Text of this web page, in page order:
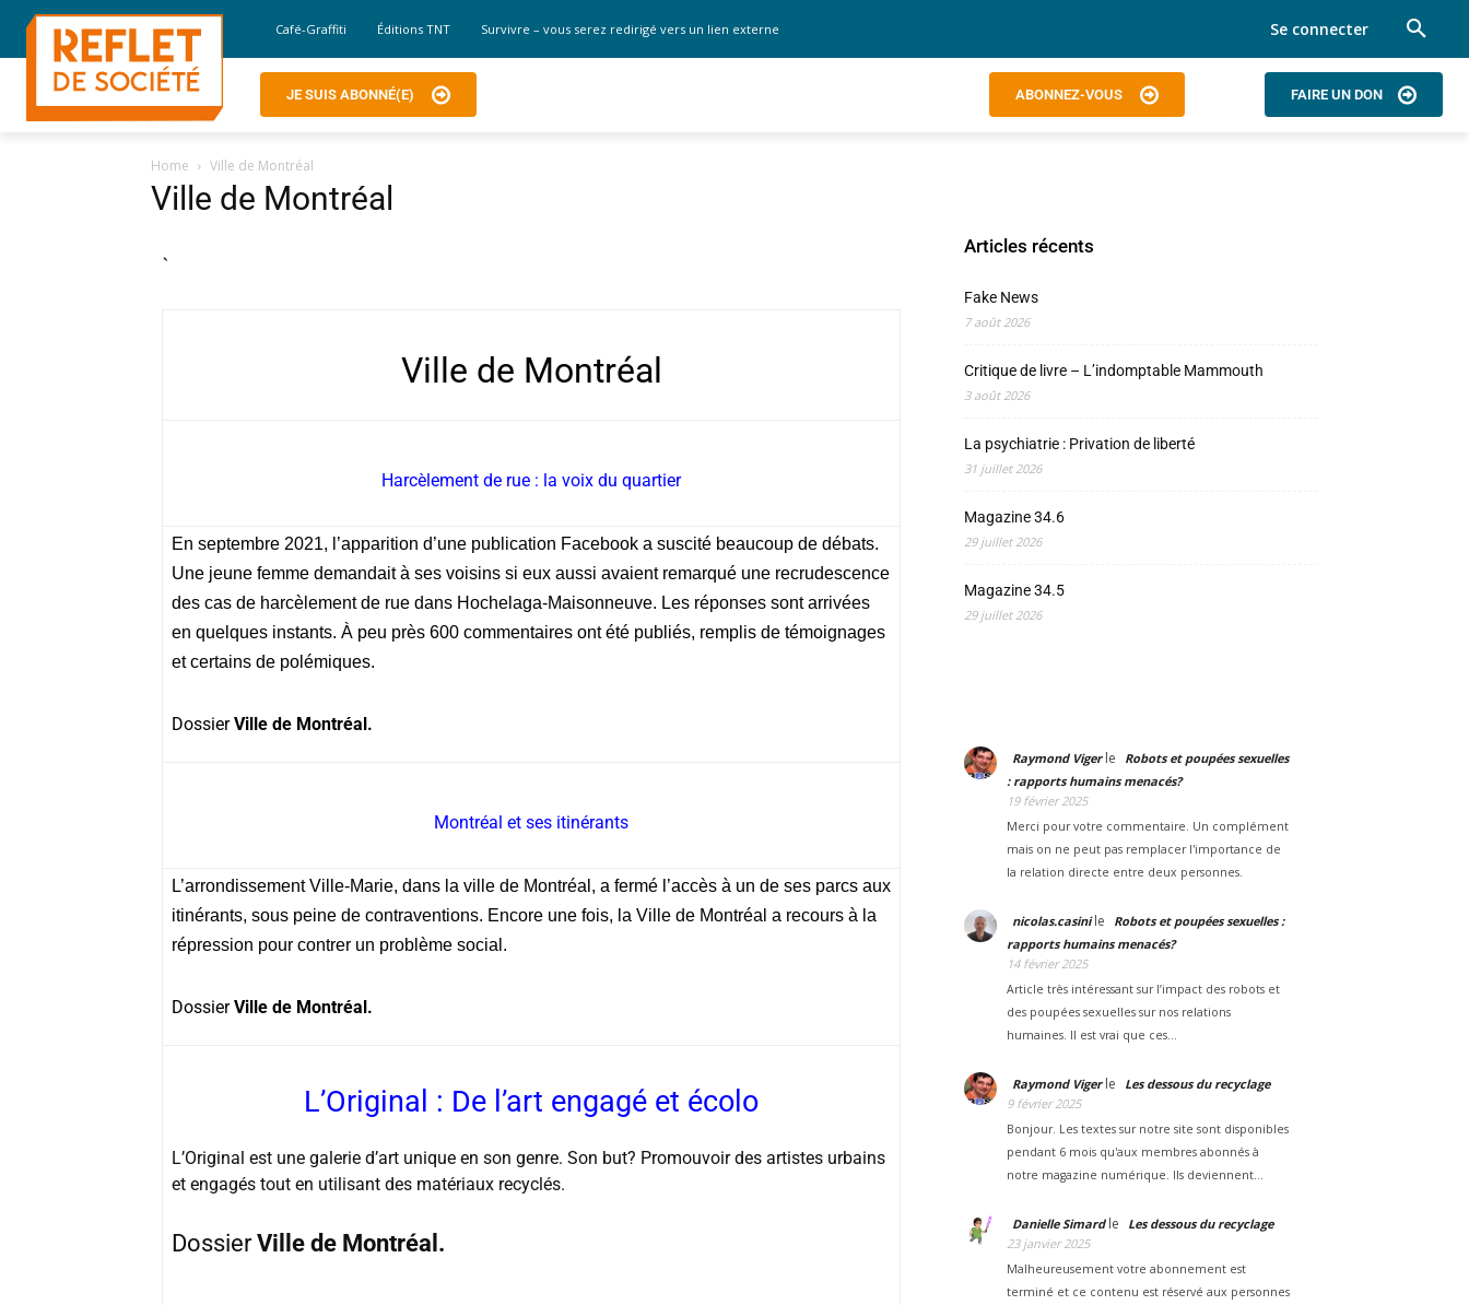
Café-Graffiti Éditions TNT Survivre – vous serez redirigé vers un lien externe Se connecter
JE SUIS ABONNÉ(E) ABONNEZ-VOUS FAIRE UN DON
Home Ville de Montréal
Ville de Montréal
`
Ville de Montréal
Harcèlement de rue : la voix du quartier
En septembre 2021, l’apparition d’une publication Facebook a suscité beaucoup de débats.
Une jeune femme demandait à ses voisins si eux aussi avaient remarqué une recrudescence
des cas de harcèlement de rue dans Hochelaga-Maisonneuve. Les réponses sont arrivées
en quelques instants. À peu près 600 commentaires ont été publiés, remplis de témoignages
et certains de polémiques.
DossierVille de Montréal.
Montréal et ses itinérants
L’arrondissement Ville-Marie, dans la ville de Montréal, a fermé l’accès à un de ses parcs aux
itinérants, sous peine de contraventions. Encore une fois, la Ville de Montréal a recours à la
répression pour contrer un problème social.
DossierVille de Montréal.
L’Original : De l’art engagé et écolo
L’Original est une galerie d’art unique en son genre. Son but? Promouvoir des artistes urbains
et engagés tout en utilisant des matériaux recyclés.
DossierVille de Montréal.
Articles récents
Fake News
7 août 2026
Critique de livre – L’indomptable Mammouth
3 août 2026
La psychiatrie : Privation de liberté
31 juillet 2026
Magazine 34.6
29 juillet 2026
Magazine 34.5
29 juillet 2026
Raymond Vigerle
Robots et poupées sexuelles
: rapports humains menacés?
19 février 2025
Merci pour votre commentaire. Un complément
mais on ne peut pas remplacer l'importance de
la relation directe entre deux personnes.
nicolas.casinile
Robots et poupées sexuelles :
rapports humains menacés?
14 février 2025
Article très intéressant sur l’impact des robots et
des poupées sexuelles sur nos relations
humaines. Il est vrai que ces…
Raymond Vigerle
Les dessous du recyclage
9 février 2025
Bonjour. Les textes sur notre site sont disponibles
pendant 6 mois qu'aux membres abonnés à
notre magazine numérique. Ils deviennent…
Danielle Simardle
Les dessous du recyclage
23 janvier 2025
Malheureusement votre abonnement est
terminé et ce contenu est réservé aux personnes